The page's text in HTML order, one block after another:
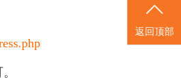
询
返回顶部